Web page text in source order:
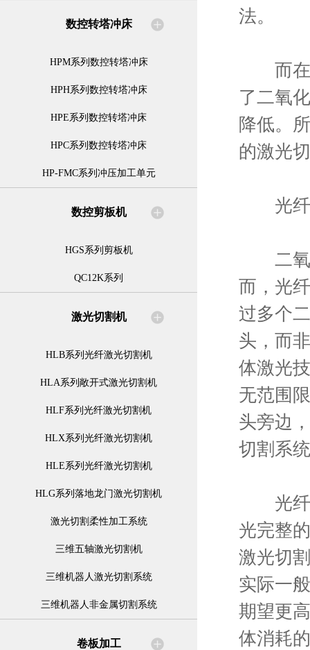
数控转塔冲床
HPM系列数控转塔冲床
HPH系列数控转塔冲床
HPE系列数控转塔冲床
HPC系列数控转塔冲床
HP-FMC系列冲压加工单元
数控剪板机
HGS系列剪板机
QC12K系列
激光切割机
HLB系列光纤激光切割机
HLA系列敞开式激光切割机
HLF系列光纤激光切割机
HLX系列光纤激光切割机
HLE系列光纤激光切割机
HLG系列落地龙门激光切割机
激光切割柔性加工系统
三维五轴激光切割机
三维机器人激光切割系统
三维机器人非金属切割系统
卷板加工
法。
而在
了二氧
降低。
的激光
光纤
二氧
而，光
过多个
头，而
体激光
无范围
头旁边
切割系
光纤
光完整
激光切
实际一
期望更
体消耗